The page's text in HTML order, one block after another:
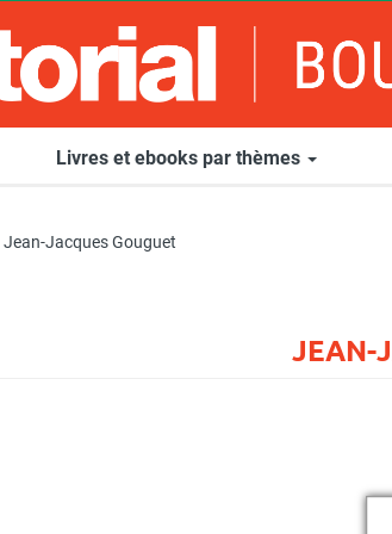
Livres et ebooks par thèmes
Jean-Jacques Gouguet
JEAN-